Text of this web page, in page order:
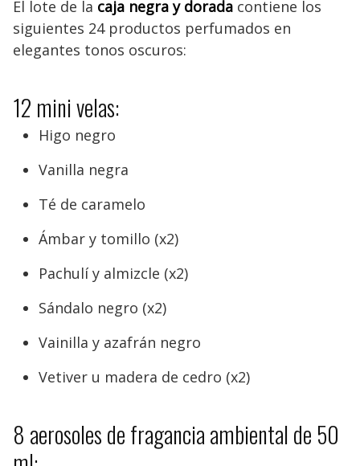
El lote de la caja negra y dorada contiene los
siguientes 24 productos perfumados en
elegantes tonos oscuros:
12 mini velas:
Higo negro
Vanilla negra
Té de caramelo
Ámbar y tomillo (x2)
Pachulí y almizcle (x2)
Sándalo negro (x2)
Vainilla y azafrán negro
Vetiver u madera de cedro (x2)
8 aerosoles de fragancia ambiental de 50